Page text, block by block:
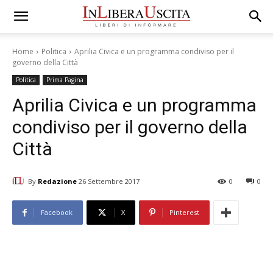
Home Politica
Aprilia Civica e un programma condiviso per il
governo della Città
Politica Prima Pagina
Aprilia Civica e un programma
condiviso per il governo della
Città
By Redazione 26 Settembre 2017 0
0
Facebook X Pinterest